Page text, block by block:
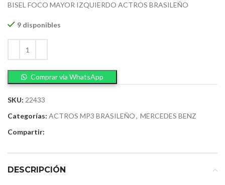
BISEL FOCO MAYOR IZQUIERDO ACTROS BRASILEÑO
9 disponibles
Comprar via WhatsApp
SKU: 22433
Categorías: ACTROS MP3 BRASILEÑO, MERCEDES BENZ
Compartir:
DESCRIPCIÓN